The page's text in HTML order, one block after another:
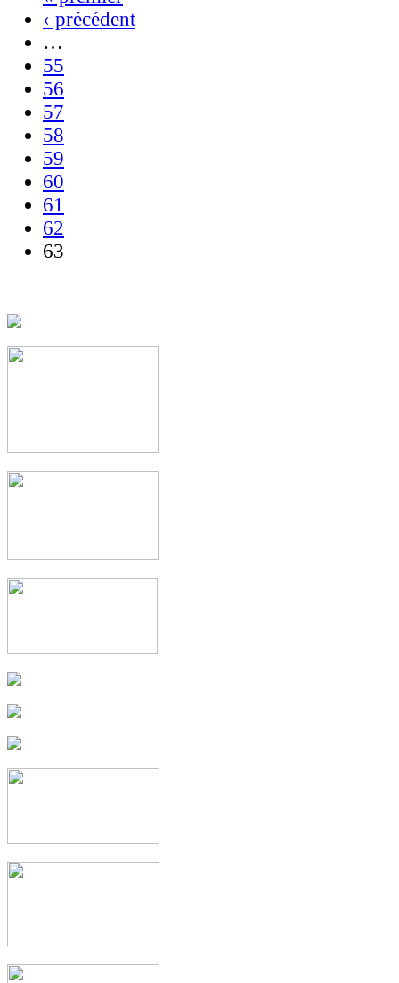
‹ précédent
…
55
56
57
58
59
60
61
62
63